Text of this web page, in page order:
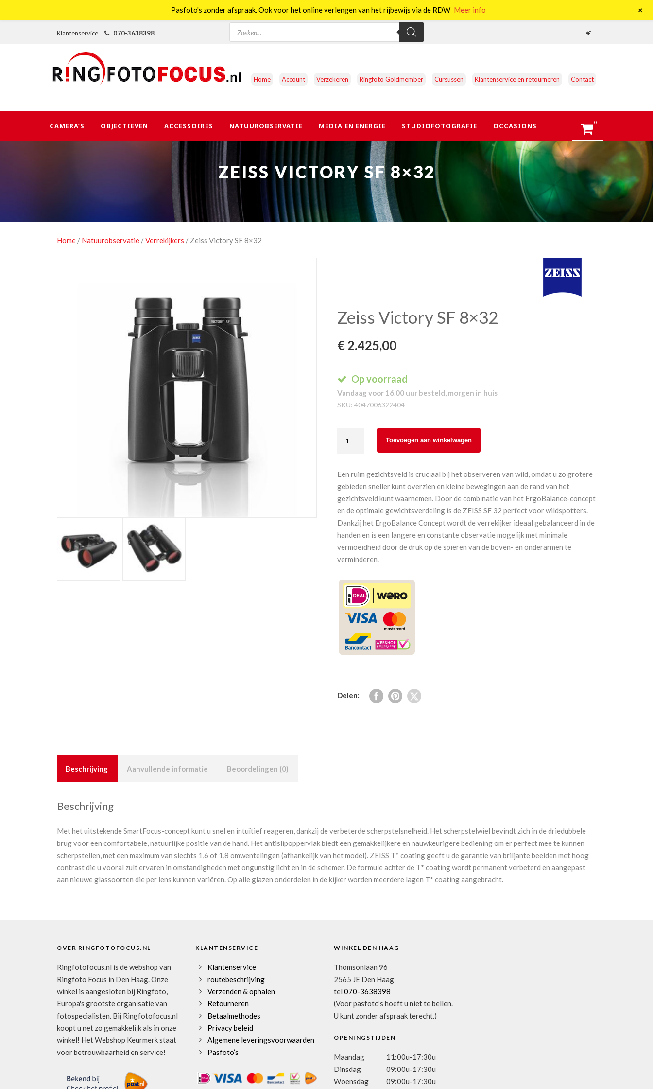
Klantenservice 070-3638398
Producten
zoeken
Home Account Verzekeren Ringfoto Goldmember Cursussen Klantenservice en retourneren Contact
CAMERA’S OBJECTIEVEN ACCESSOIRES NATUUROBSERVATIE MEDIA EN ENERGIE STUDIOFOTOGRAFIE OCCASIONS 0
ZEISS VICTORY SF 8×32
Home / Natuurobservatie /Verrekijkers / Zeiss Victory SF 8×32
Zeiss Victory SF 8×32
€2.425,00
Op voorraad
Vandaag voor 16.00 uur besteld, morgen in huis
SKU:4047006322404
Victory
8x32
aantal
Toevoegen aan winkelwagen
Een ruim gezichtsveld is cruciaal bij het observeren van wild, omdat u zo grotere
gebieden sneller kunt overzien en kleine bewegingen aan de rand van het
gezichtsveld kunt waarnemen. Door de combinatie van het ErgoBalance-concept
en de optimale gewichtsverdeling is de ZEISS SF 32 perfect voor wildspotters.
Dankzij het ErgoBalance Concept wordt de verrekijker ideaal gebalanceerd in de
handen en is een langere en constante observatie mogelijk met minimale
vermoeidheid door de druk op de spieren van de boven- en onderarmen te
verminderen.
Delen:
Beschrijving Aanvullende informatie Beoordelingen (0)
Beschrijving
Met het uitstekende SmartFocus-concept kunt u snel en intuïtief reageren, dankzij de verbeterde scherpstelsnelheid. Het scherpstelwiel bevindt zich in de driedubbele
brug voor een comfortabele, natuurlijke positie van de hand. Het antislipoppervlak biedt een gemakkelijkere en nauwkeurigere bediening om er perfect mee te kunnen
scherpstellen, met een maximum van slechts 1,6 of 1,8 omwentelingen (afhankelijk van het model). ZEISS T* coating geeft u de garantie van briljante beelden met hoog
contrast die u vooral zult ervaren in omstandigheden met ongunstig licht en in de schemer. De formule achter de T* coating wordt permanent verbeterd en aangepast
aan nieuwe glassoorten die per lens kunnen variëren. Op alle glazen onderdelen in de kijker worden meerdere lagen T* coating aangebracht.
OVER RINGFOTOFOCUS.NL
Ringfotofocus.nl is de webshop van
Ringfoto Focus in Den Haag. Onze
winkel is aangesloten bij Ringfoto,
Europa's grootste organisatie van
fotospecialisten. Bij Ringfotofocus.nl
koopt u net zo gemakkelijk als in onze
winkel! Het Webshop Keurmerk staat
voor betrouwbaarheid en service!
KLANTENSERVICE
Klantenservice
routebeschrijving
Verzenden & ophalen
Retourneren
Betaalmethodes
Privacy beleid
Algemene leveringsvoorwaarden
Pasfoto’s
WINKEL DEN HAAG
Thomsonlaan 96
2565 JE Den Haag
tel 070-3638398
(Voor pasfoto’s hoeft u niet te bellen.
U kunt zonder afspraak terecht.)
OPENINGSTIJDEN
Maandag
11:00u-17:30u
Dinsdag
09:00u-17:30u
Woensdag
09:00u-17:30u
Pasfoto's zonder afspraak. Ook voor het online verlengen van het rijbewijs via de RDW Meer info +